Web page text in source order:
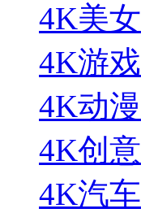
4K美女
4K游戏
4K动漫
4K创意
4K汽车